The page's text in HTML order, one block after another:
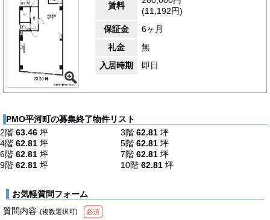
賃料
(11,192円)
保証金
6ヶ月
礼金
無
入居時期
即日
PMO平河町の募集終了物件リスト
2階 63.46 坪 3階 62.81 坪
4階 62.81 坪 5階 62.81 坪
6階 62.81 坪 7階 62.81 坪
9階 62.81 坪 10階 62.81 坪
お気軽質問フォーム
質問内容 (複数選択可) 必須